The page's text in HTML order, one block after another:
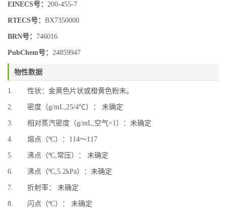
EINECS号： 200-455-7
RTECS号： BX7350000
BRN号： 746016
PubChem号： 24859947
物性数据
1. 性状：金黄色片状或橙黄色粉末。
2. 密度（g/mL,25/4℃）： 未确定
3. 相对蒸汽密度（g/mL,空气=1）：未确定
4. 熔点（ºC）：114～117
5. 沸点（ºC,常压）： 未确定
6. 沸点（ºC,5.2kPa）：未确定
7. 折射率： 未确定
8. 闪点（ºC）： 未确定